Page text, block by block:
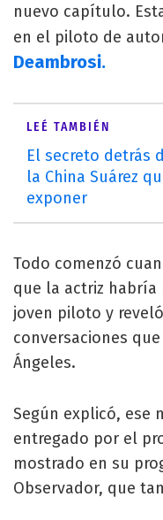
nuevo capítulo.
en el piloto de
Deambrosi.
LEÉ TAMBIÉN
El secreto detrás
la China Suárez
exponer
Todo comenzó
que la actriz
joven piloto y
conversaciones
Ángeles.
Según explicó, ese
entregado por el
mostrado en su
Observador, que